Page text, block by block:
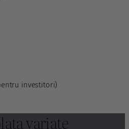
investitori)
variate